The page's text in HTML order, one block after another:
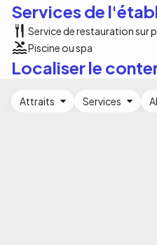
Services de
Service de restauration sur
Piscine ou spa
Localiser le
Attraits Services